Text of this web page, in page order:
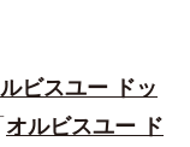
ビスユー ドッ
オルビスユー ド